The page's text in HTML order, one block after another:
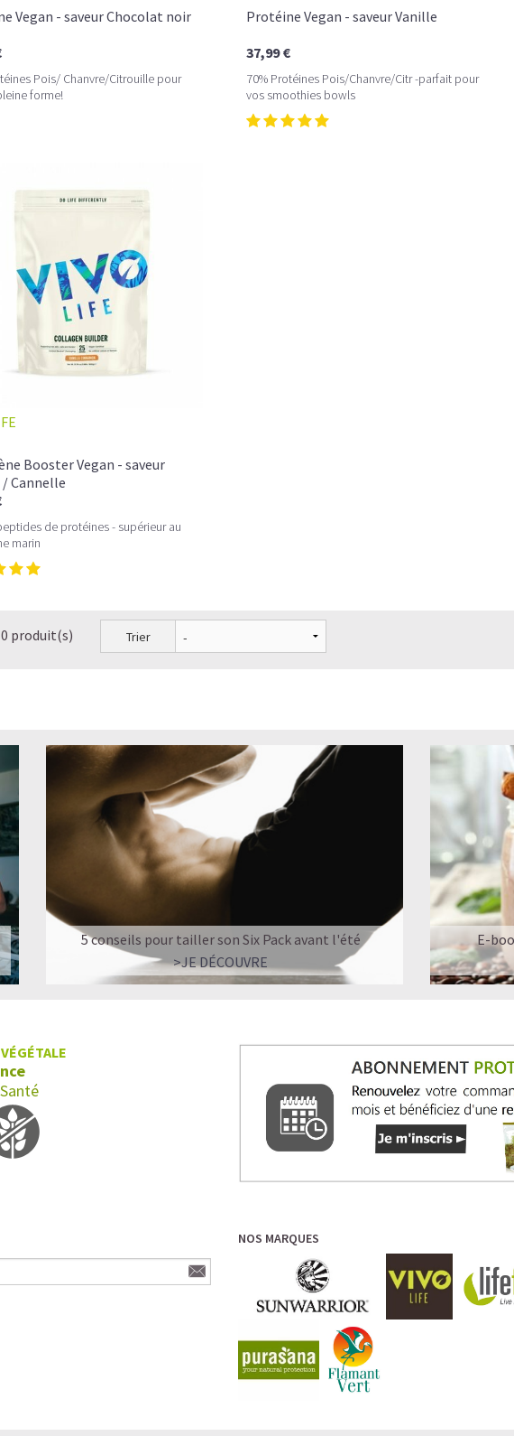
L’ALLIANCE PARFAITE ENTRE PLAISIR ET PERFORMANCE
Quand le chocolat rencontre le café…
Une vraie caresse chocolatée, riche en protéines, léger
Pour les accros au chocolat qui veulent booster leurs
Mocha Glacé Protéiné
🍵 MATCHA LATTE GLACÉ
Vegan - saveur Chocolat noir
Pois/ Chanvre/Citrouille pour
forme!
Protéine Vegan - saveur Vanille
37,99 €
70% Protéines Pois/Chanvre/Citr -parfait pour
vos smoothies bowls
Booster Vegan - saveur
Cannelle
de protéines - supérieur au
marin
produit(s) Trier
5 conseils pour tailler son Six Pack avant l'été
>JE DÉCOUVRE
E-
NOS MARQUES